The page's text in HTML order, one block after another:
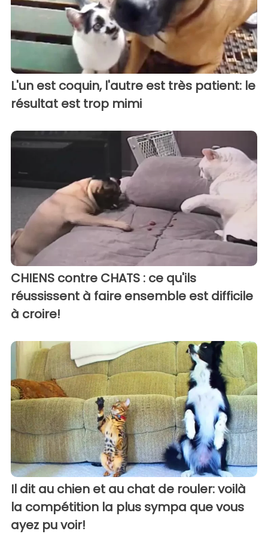
L'un est coquin, l'autre est très patient: le
résultat est trop mimi
CHIENS contre CHATS : ce qu'ils
réussissent à faire ensemble est difficile
à croire!
Il dit au chien et au chat de rouler: voilà
la compétition la plus sympa que vous
ayez pu voir!